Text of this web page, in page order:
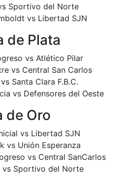
Sportivo del Norte
vs Libertad SJN
de Plata
vs Atlético Pilar
vs Central San Carlos
Santa Clara F.B.C.
vs Defensores del Oeste
de Oro
vs Libertad SJN
vs Unión Esperanza
vs Central SanCarlos
vs Sportivo del Norte